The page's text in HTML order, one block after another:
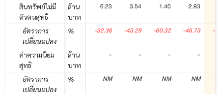
สินทรัพย์ไม่มี
ตัวตนสุทธิ
ล้าน
บาท
6.23 3.54 1.40 2.93
อัตราการ
เปลี่ยนแปลง
% -32.36 -43.29 -60.32 -46.73 -
ค่าความนิยม
สุทธิ
ล้าน
บาท
- - - -
อัตราการ
เปลี่ยนแปลง
% NM NM NM NM